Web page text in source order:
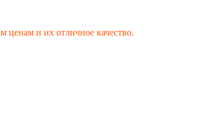
ценам и их отличное качество.